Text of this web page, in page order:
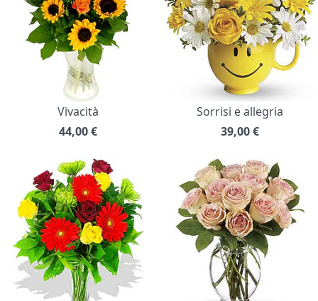
Vivacità
44,00€
Sorrisi e allegria
39,00€